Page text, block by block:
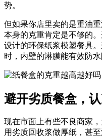
势。
但如果你店里卖的是重油
本身的克重肯定是不够的
设计的环保纸浆模塑餐具
时，内壁的淋膜能有效防
避开劣质餐盒，
现在市面上有些不良商家
用劣质回收浆做厚纸，甚